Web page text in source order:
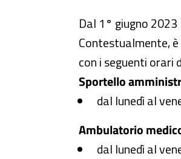
Dal 1° giugno
Contestualmente,
con i seguenti orari
Sportello
dal lunedì al
Ambulatorio
dal lunedì al